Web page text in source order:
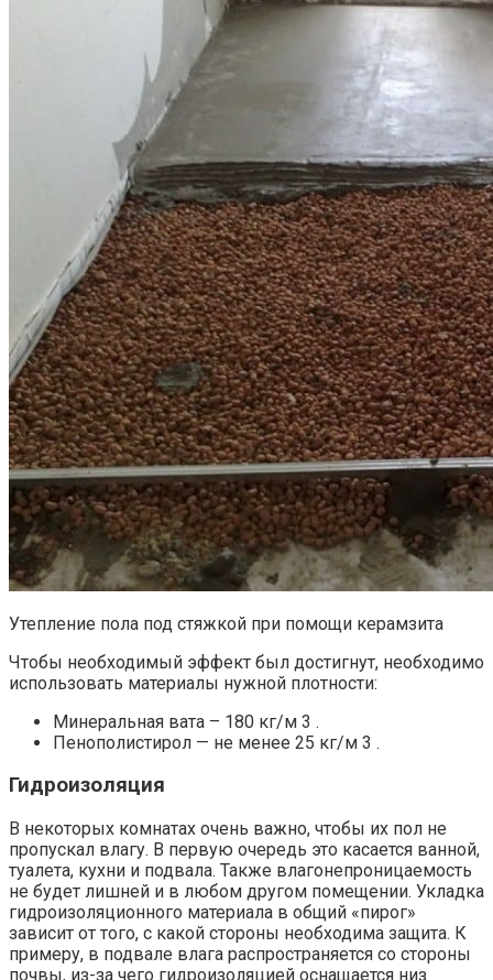
Утепление пола под стяжкой при помощи керамзита
Чтобы необходимый эффект был достигнут, необходимо
использовать материалы нужной плотности:
Минеральная вата – 180 кг/м 3 .
Пенополистирол — не менее 25 кг/м 3 .
Гидроизоляция
В некоторых комнатах очень важно, чтобы их пол не
пропускал влагу. В первую очередь это касается ванной,
туалета, кухни и подвала. Также влагонепроницаемость
не будет лишней и в любом другом помещении. Укладка
гидроизоляционного материала в общий «пирог»
зависит от того, с какой стороны необходима защита. К
примеру, в подвале влага распространяется со стороны
почвы, из-за чего гидроизоляцией оснащается низ